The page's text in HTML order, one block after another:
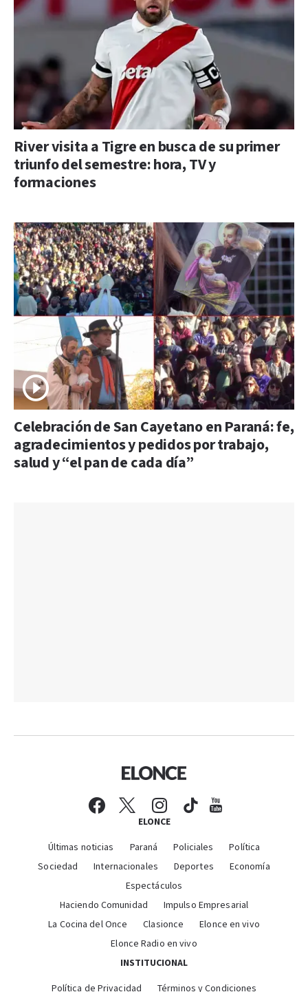
River visita a Tigre en busca de su primer
triunfo del semestre: hora, TV y
formaciones
Celebración de San Cayetano en Paraná: fe,
agradecimientos y pedidos por trabajo,
salud y “el pan de cada día”
ELONCE
Últimas noticias Paraná Policiales
Política
Sociedad
Internacionales Deportes
Economía
Espectáculos
Haciendo Comunidad
Impulso Empresarial
La Cocina del Once
Clasionce
Elonce en vivo
Elonce Radio en vivo
INSTITUCIONAL
Política de Privacidad Términos y Condiciones